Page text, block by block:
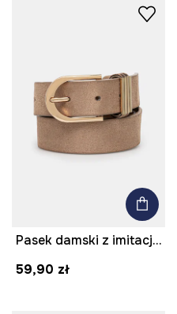
Pasek damski z imitacji zamszu kolor beżowy
59,90 zł